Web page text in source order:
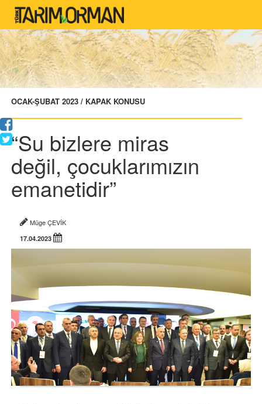
OCAK-ŞUBAT 2023 / KAPAK KONUSU
“Su bizlere miras
değil, çocuklarımızın
emanetidir”
Müge ÇEVİK
17.04.2023